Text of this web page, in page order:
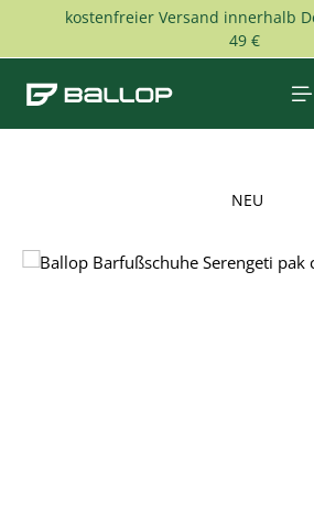
Zum Hauptinhalt springen
kostenfreier Versand innerhalb
49 €
NEU
Bildergalerie überspringen